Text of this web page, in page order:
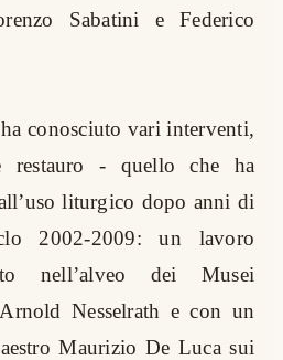
Sabatini e Federico
conosciuto vari interventi,
restauro - quello che ha
liturgico dopo anni di
2002-2009: un lavoro
nell’alveo dei Musei
Nesselrath e con un
Maurizio De Luca sui